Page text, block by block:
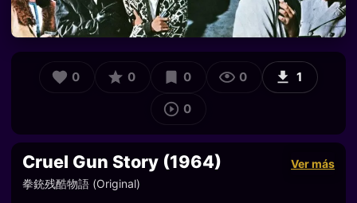
0 0 0 0 1
0
Cruel Gun Story (1964)
Ver más
拳銃残酷物語 (Original)